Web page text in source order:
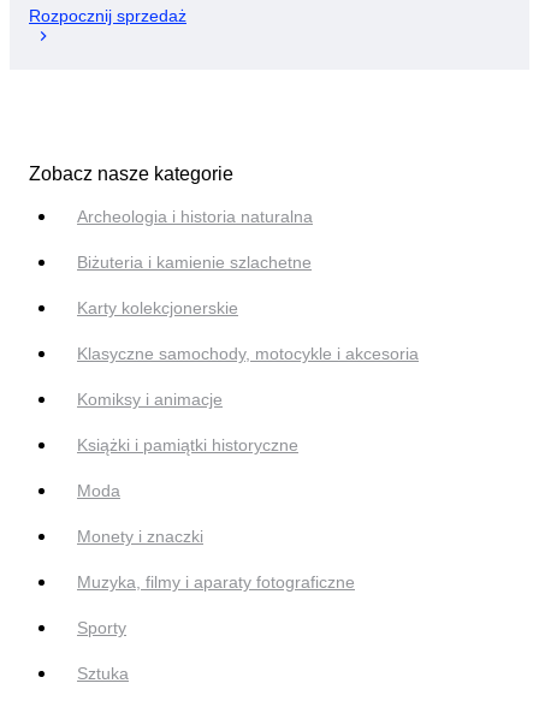
Rozpocznij sprzedaż
Zobacz nasze kategorie
Archeologia i historia naturalna
Biżuteria i kamienie szlachetne
Karty kolekcjonerskie
Klasyczne samochody, motocykle i akcesoria
Komiksy i animacje
Książki i pamiątki historyczne
Moda
Monety i znaczki
Muzyka, filmy i aparaty fotograficzne
Sporty
Sztuka